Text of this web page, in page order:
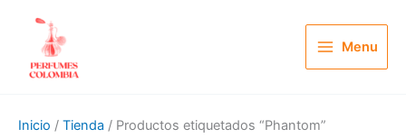
contenido
Menu
Inicio / Tienda / Productos etiquetados “Phantom”